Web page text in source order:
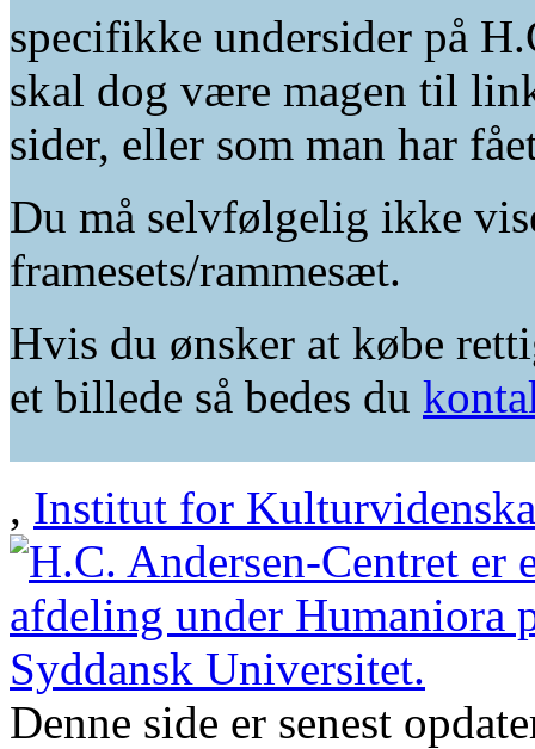
specifikke undersider på
skal dog være magen til
sider, eller som man har
Du må selvfølgelig ikke
framesets/rammesæt.
Hvis du ønsker at købe
et billede så bedes du
, Institut for
Denne side er senest